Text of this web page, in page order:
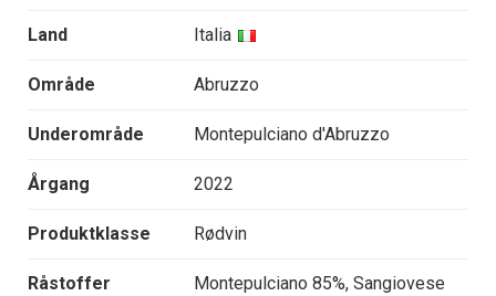
Land Italia
Område Abruzzo
Underområde Montepulciano d'Abruzzo
Årgang 2022
Produktklasse Rødvin
Råstoffer
Montepulciano 85%, Sangiovese